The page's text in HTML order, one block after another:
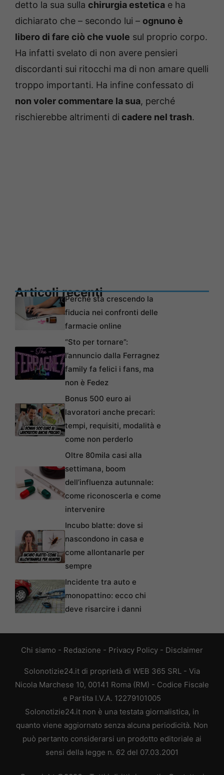
detto la sua sulla chirurgia estetica e ha
dichiarato che – secondo lui – ognuno è
libero di fare ciò che vuole sul proprio corpo.
Ha infatti svelato di non avere pensieri
discordanti sui ritocchi ma di non amare quelli
troppo importanti. Ha infine confessato di
non voler commentare la sua, perché
rischierebbe altrimenti di cadere nel trash.
Articoli recentiPerché sta crescendo la
fiducia nei confronti delle
farmacie online
“Sto per tornare”:
l’annuncio dalla Ferragnez
family fa felici i fans, ma
non è Fedez
Bonus 500 euro ai
lavoratori anche precari:
tempi, requisiti, modalità e
come non perderlo
Oltre 80mila casi alla
settimana, boom
dell’influenza autunnale:
come riconoscerla e come
intervenire
Incubo blatte: dove si
nascondono in casa e
come allontanarle per
sempre
Incidente tra auto e
monopattino: ecco chi
deve risarcire i danni
Chi siamo - Redazione - Privacy Policy - Disclaimer
Solonotizie24.it di proprietà di WEB 365 SRL - Via
Nicola Marchese 10, 00141 Roma (RM) - Codice Fiscale
e Partita I.V.A. 12279101005
Solonotizie24.it non è una testata giornalistica, in
quanto viene aggiornato senza alcuna periodicità. Non
può pertanto considerarsi un prodotto editoriale ai
sensi della legge n. 62 del 07.03.2001